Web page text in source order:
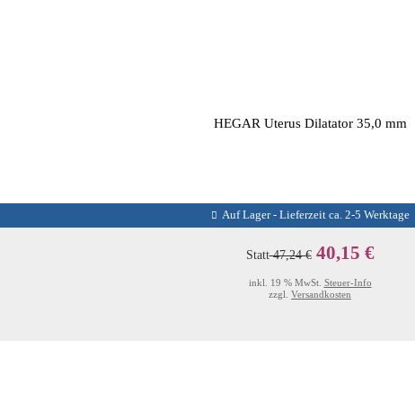
HEGAR Uterus Dilatator 35,0 mm
Auf Lager - Lieferzeit ca. 2-5 Werktage
Statt47,24 € 40,15 €
inkl. 19 % MwSt. Steuer-Info
zzgl. Versandkosten